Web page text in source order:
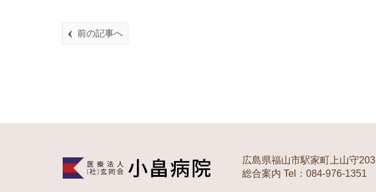
前の記事へ
広島県福山市駅家町上山守203
総合案内 Tel：084-976-1351